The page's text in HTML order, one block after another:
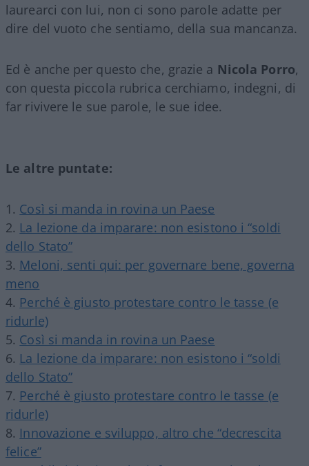
laurearci con lui, non ci sono parole adatte per
dire del vuoto che sentiamo, della sua mancanza.
Ed è anche per questo che, grazie a Nicola Porro,
con questa piccola rubrica cerchiamo, indegni, di
far rivivere le sue parole, le sue idee.
Le altre puntate:
Così si manda in rovina un Paese
La lezione da imparare: non esistono i “soldi
dello Stato”
Meloni, senti qui: per governare bene, governa
meno
Perché è giusto protestare contro le tasse (e
ridurle)
Così si manda in rovina un Paese
La lezione da imparare: non esistono i “soldi
dello Stato”
Perché è giusto protestare contro le tasse (e
ridurle)
Innovazione e sviluppo, altro che “decrescita
felice”